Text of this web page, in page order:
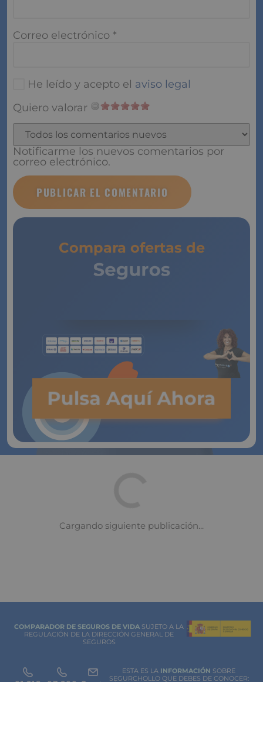
Correo electrónico *
He leído y acepto el aviso legal
Quiero valorar
Notificarme los nuevos comentarios por
correo electrónico.
Compara ofertas de
Seguros
Pulsa Aquí Ahora
COMPARADOR DE SEGUROS DE VIDA SUJETO A LA
REGULACIÓN DE LA DIRECCIÓN GENERAL DE
SEGUROS
ESTA ES LA INFORMACIÓN SOBRE
SEGURCHOLLO QUE DEBES DE CONOCER:
91 218 93 299 Contacto